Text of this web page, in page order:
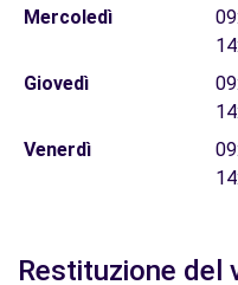
Mercoledì
Giovedì
Venerdì
Restituzione del